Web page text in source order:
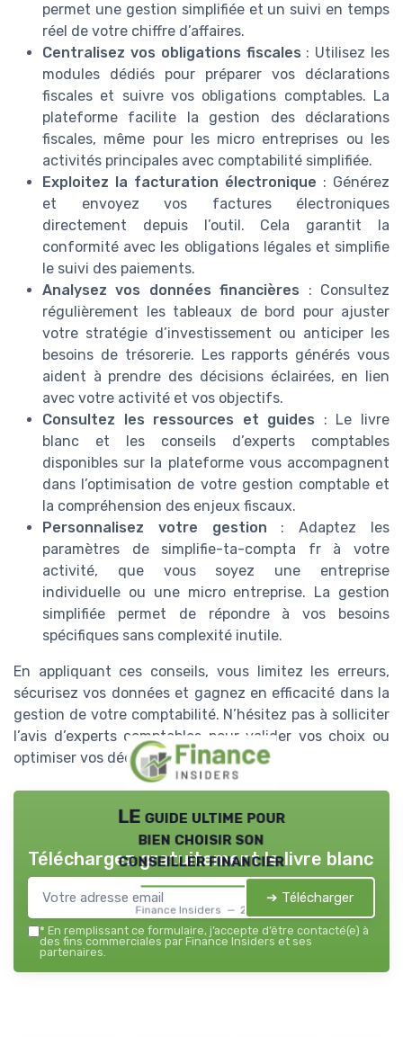
permet une gestion simplifiée et un suivi en temps
réel de votre chiffre d’affaires.
Centralisez vos obligations fiscales : Utilisez les
modules dédiés pour préparer vos déclarations
fiscales et suivre vos obligations comptables. La
plateforme facilite la gestion des déclarations
fiscales, même pour les micro entreprises ou les
activités principales avec comptabilité simplifiée.
Exploitez la facturation électronique : Générez
et envoyez vos factures électroniques
directement depuis l’outil. Cela garantit la
conformité avec les obligations légales et simplifie
le suivi des paiements.
Analysez vos données financières : Consultez
régulièrement les tableaux de bord pour ajuster
votre stratégie d’investissement ou anticiper les
besoins de trésorerie. Les rapports générés vous
aident à prendre des décisions éclairées, en lien
avec votre activité et vos objectifs.
Consultez les ressources et guides : Le livre
blanc et les conseils d’experts comptables
disponibles sur la plateforme vous accompagnent
dans l’optimisation de votre gestion comptable et
la compréhension des enjeux fiscaux.
Personnalisez votre gestion : Adaptez les
paramètres de simplifie-ta-compta fr à votre
activité, que vous soyez une entreprise
individuelle ou une micro entreprise. La gestion
simplifiée permet de répondre à vos besoins
spécifiques sans complexité inutile.
En appliquant ces conseils, vous limitez les erreurs,
sécurisez vos données et gagnez en efficacité dans la
gestion de votre comptabilité. N’hésitez pas à solliciter
l’avis d’experts comptables pour valider vos choix ou
optimiser vos déclarations fiscales.
LE guide ultime pour
bien choisir son
conseiller financier
Finance Insiders — 2026
Téléchargez gratuitement le livre blanc
➔ Télécharger
* En remplissant ce formulaire, j’accepte d’être contacté(e) à
des fins commerciales par Finance Insiders et ses
partenaires.